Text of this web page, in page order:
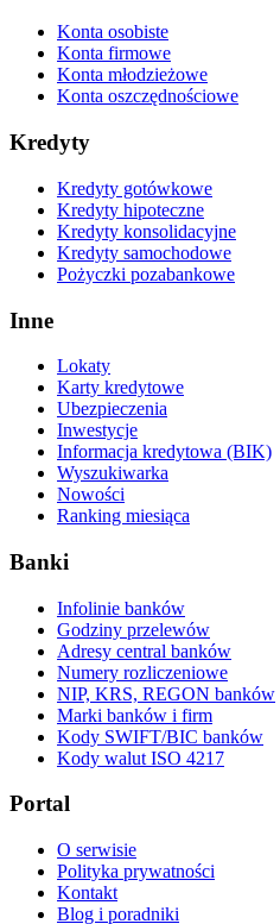
Konta osobiste
Konta firmowe
Konta młodzieżowe
Konta oszczędnościowe
Kredyty
Kredyty gotówkowe
Kredyty hipoteczne
Kredyty konsolidacyjne
Kredyty samochodowe
Pożyczki pozabankowe
Inne
Lokaty
Karty kredytowe
Ubezpieczenia
Inwestycje
Informacja kredytowa (BIK)
Wyszukiwarka
Nowości
Ranking miesiąca
Banki
Infolinie banków
Godziny przelewów
Adresy central banków
Numery rozliczeniowe
NIP, KRS, REGON banków
Marki banków i firm
Kody SWIFT/BIC banków
Kody walut ISO 4217
Portal
O serwisie
Polityka prywatności
Kontakt
Blog i poradniki